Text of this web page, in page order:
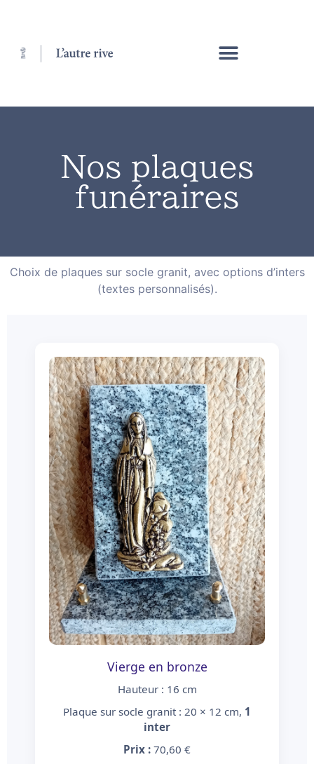
Nos plaques
funéraires
Choix de plaques sur socle granit, avec options d’inters
(textes personnalisés).
Vierge en bronze
Hauteur : 16 cm
Plaque sur socle granit : 20 × 12 cm, 1
inter
Prix : 70,60 €